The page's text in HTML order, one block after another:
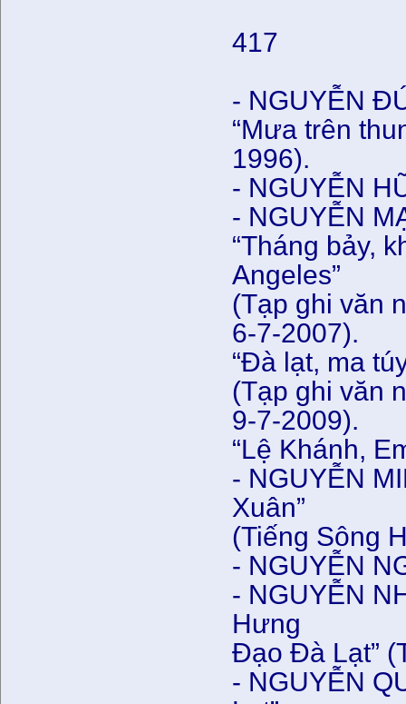
417
- NGUYỄN
“Mưa trên
1996).
- NGUYỄN
- NGUYỄN
“Tháng bảy,
Angeles”
(Tạp ghi văn
6-7-2007).
“Đà lạt, ma
(Tạp ghi văn
9-7-2009).
“Lệ Khánh,
- NGUYỄN
Xuân”
(Tiếng Sông
- NGUYỄN
- NGUYỄN
Hưng
Đạo Đà Lạt”
- NGUYỄN